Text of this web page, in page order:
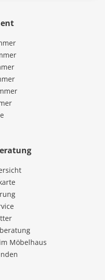
Möbelhaus